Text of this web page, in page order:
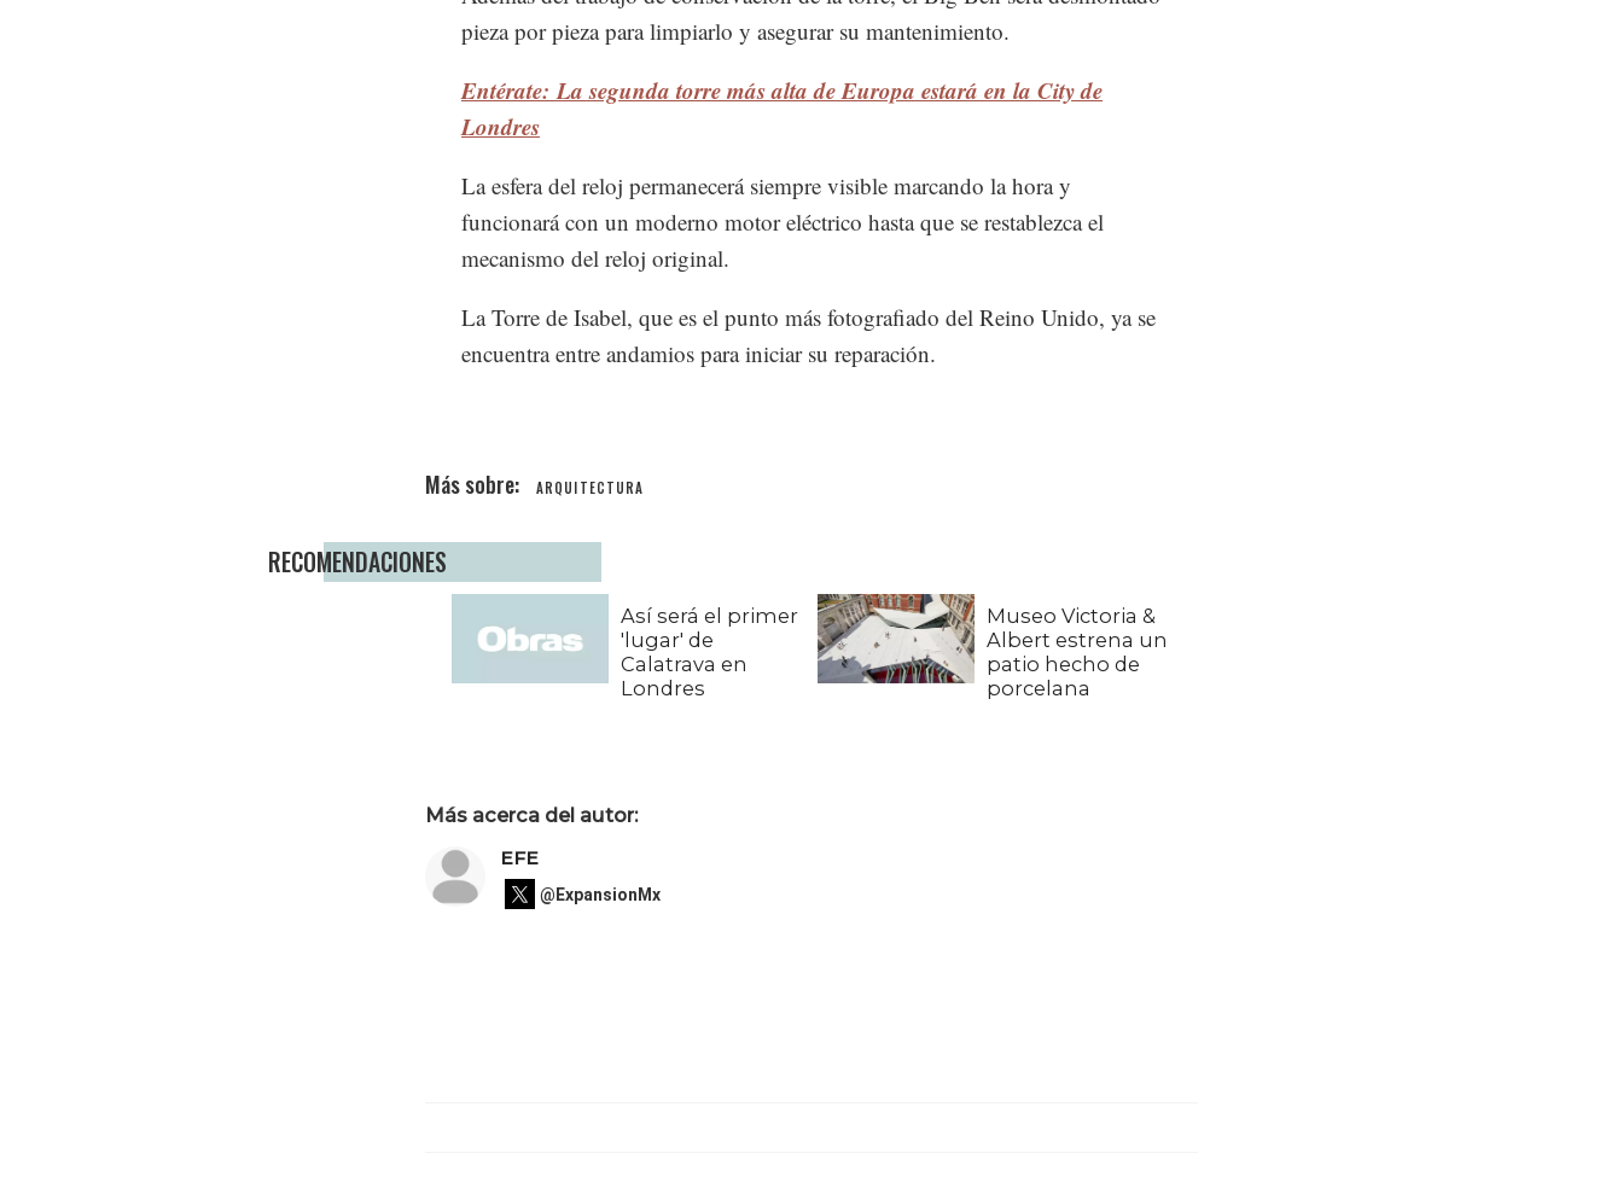
pieza por pieza para limpiarlo y asegurar su mantenimiento.
Entérate: La segunda torre más alta de Europa estará en la City de
Londres
La esfera del reloj permanecerá siempre visible marcando la hora y
funcionará con un moderno motor eléctrico hasta que se restablezca el
mecanismo del reloj original.
La Torre de Isabel, que es el punto más fotografiado del Reino Unido, ya se
encuentra entre andamios para iniciar su reparación.
ARQUITECTURA
RECOMENDACIONES
Así será el primer
'lugar' de
Calatrava en
Londres
Museo Victoria &
Albert estrena un
patio hecho de
porcelana
Más acerca del autor:
EFE
@ExpansionMx